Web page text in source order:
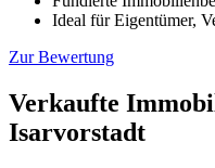
Ideal für Eigentümer,
Zur Bewertung
Verkaufte
Isarvorstadt